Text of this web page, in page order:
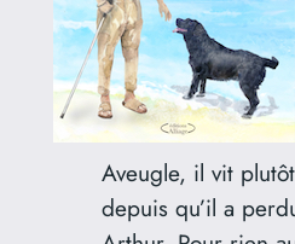
Aveugle, il vit
depuis qu’il a